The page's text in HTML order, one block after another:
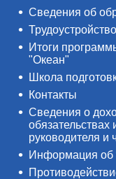
Сведения об
Итоги
"Океан"
Школа
Контакты
Сведения о
обязательствах
руководителя и
Информация об